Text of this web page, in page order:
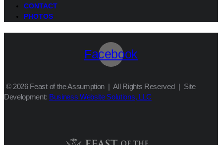
CONTACT
PHOTOS
Facebook
© 2026 Feast of the Assumption | All Rights Reserved | Site
Development: Business Website Solutions, LLC